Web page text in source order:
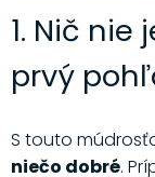
1. Nič nie
prvý
S touto
niečo dobré.